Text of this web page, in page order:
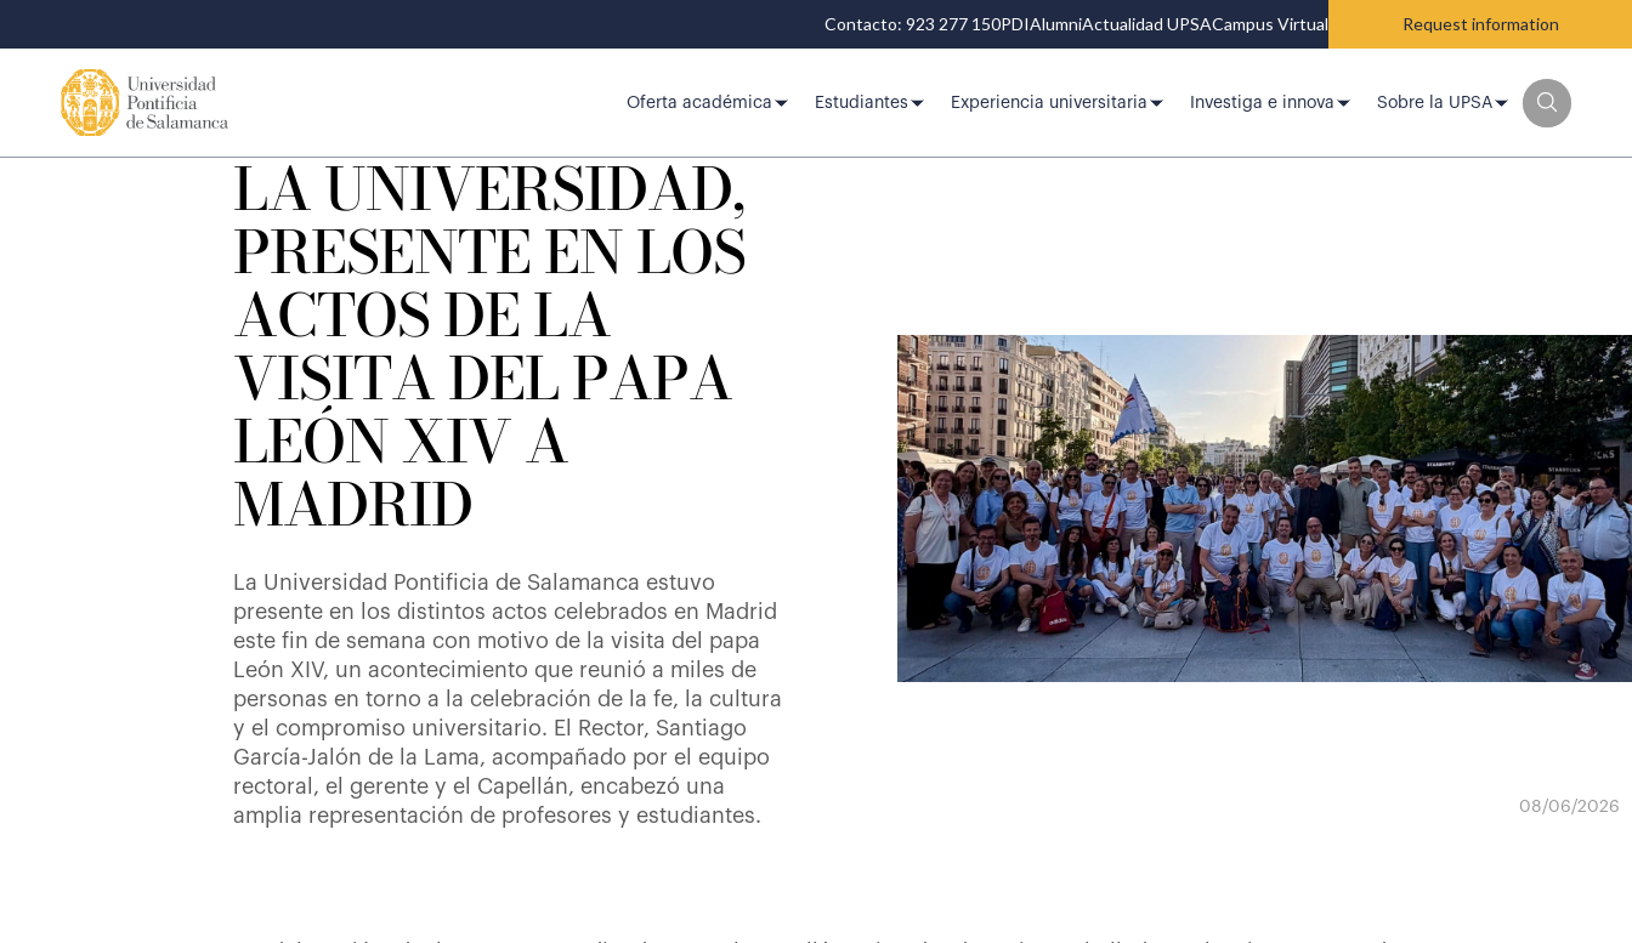
Contacto: 923 277 150PDIAlumniActualidad UPSACampus Virtual Request information
Oferta académica Estudiantes Experiencia universitaria Investiga e innova Sobre la UPSA
LA UNIVERSIDAD,
PRESENTE EN LOS
ACTOS DE LA
VISITA DEL PAPA
LEÓN XIV A
MADRID
La Universidad Pontificia de Salamanca estuvo
presente en los distintos actos celebrados en Madrid
este fin de semana con motivo de la visita del papa
León XIV, un acontecimiento que reunió a miles de
personas en torno a la celebración de la fe, la cultura
y el compromiso universitario. El Rector, Santiago
García-Jalón de la Lama, acompañado por el equipo
rectoral, el gerente y el Capellán, encabezó una
amplia representación de profesores y estudiantes.
08/06/2026